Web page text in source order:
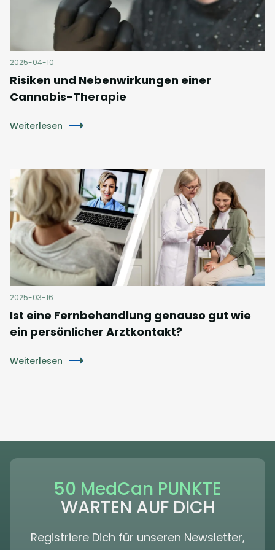
2025-04-10
Risiken und Nebenwirkungen einer
Cannabis-Therapie
Weiterlesen
2025-03-16
Ist eine Fernbehandlung genauso gut wie
ein persönlicher Arztkontakt?
Weiterlesen
50 MedCan PUNKTE
WARTEN AUF DICH
Registriere Dich für unseren Newsletter,